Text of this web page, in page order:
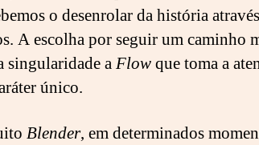
o desenrolar da história
A escolha por seguir um caminho
singularidade aFlowque toma a
único.
Blender, em determinados